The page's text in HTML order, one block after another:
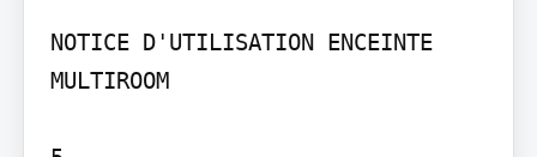
NOTICE D'UTILISATION ENCEINTE
MULTIROOM